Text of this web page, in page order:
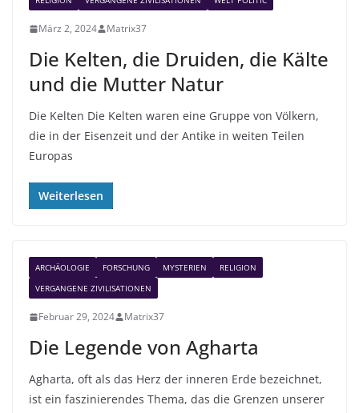
März 2, 2024 Matrix37
Die Kelten, die Druiden, die Kälte
und die Mutter Natur
Die Kelten Die Kelten waren eine Gruppe von Völkern,
die in der Eisenzeit und der Antike in weiten Teilen
Europas
Weiterlesen
ARCHÄOLOGIE FORSCHUNG MYSTERIEN
RELIGION
VERGANGENE ZIVILISATIONEN
Februar 29, 2024 Matrix37
Die Legende von Agharta
Agharta, oft als das Herz der inneren Erde bezeichnet,
ist ein faszinierendes Thema, das die Grenzen unserer